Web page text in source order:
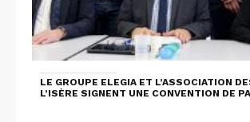
LE GROUPE ELEGIA ET L’ASSOCIATION
L’ISÈRE SIGNENT UNE CONVENTION DE